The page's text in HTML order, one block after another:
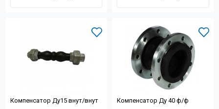
Компенсатор Ду15 внут/внут Компенсатор Ду 40 ф/ф